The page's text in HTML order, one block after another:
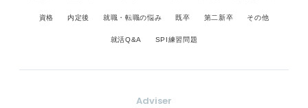
資格 内定後 就職・転職の悩み 既卒 第二新卒 その他
就活Q&A SPI練習問題
Adviser